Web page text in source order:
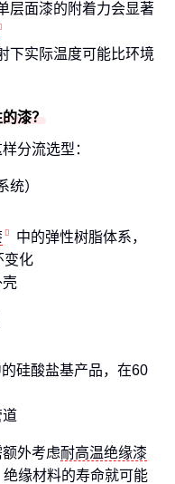
层面漆的附着力会显著
下实际温度可能比环境
漆？
分流选型：
统）
中的弹性树脂体系，
化
的硅酸盐基产品，在60
道
外考虑耐高温绝缘漆
缘材料的寿命就可能